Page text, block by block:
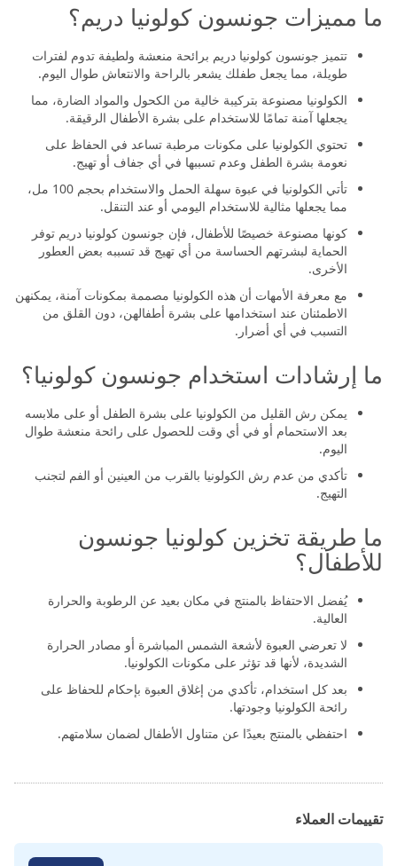
ما مميزات جونسون كولونيا دريم؟
تتميز جونسون كولونيا دريم برائحة منعشة ولطيفة تدوم لفترات
طويلة، مما يجعل طفلك يشعر بالراحة والانتعاش طوال اليوم.
الكولونيا مصنوعة بتركيبة خالية من الكحول والمواد الضارة، مما
يجعلها آمنة تمامًا للاستخدام على بشرة الأطفال الرقيقة.
تحتوي الكولونيا على مكونات مرطبة تساعد في الحفاظ على
نعومة بشرة الطفل وعدم تسببها في أي جفاف أو تهيج.
تأتي الكولونيا في عبوة سهلة الحمل والاستخدام بحجم 100 مل،
مما يجعلها مثالية للاستخدام اليومي أو عند التنقل.
كونها مصنوعة خصيصًا للأطفال، فإن جونسون كولونيا دريم توفر
الحماية لبشرتهم الحساسة من أي تهيج قد تسببه بعض العطور
الأخرى.
مع معرفة الأمهات أن هذه الكولونيا مصممة بمكونات آمنة، يمكنهن
الاطمئنان عند استخدامها على بشرة أطفالهن، دون القلق من
التسبب في أي أضرار.
ما إرشادات استخدام جونسون كولونيا؟
يمكن رش القليل من الكولونيا على بشرة الطفل أو على ملابسه
بعد الاستحمام أو في أي وقت للحصول على رائحة منعشة طوال
اليوم.
تأكدي من عدم رش الكولونيا بالقرب من العينين أو الفم لتجنب
التهيج.
ما طريقة تخزين كولونيا جونسون
للأطفال؟
يُفضل الاحتفاظ بالمنتج في مكان بعيد عن الرطوبة والحرارة
العالية.
لا تعرضي العبوة لأشعة الشمس المباشرة أو مصادر الحرارة
الشديدة، لأنها قد تؤثر على مكونات الكولونيا.
بعد كل استخدام، تأكدي من إغلاق العبوة بإحكام للحفاظ على
رائحة الكولونيا وجودتها.
احتفظي بالمنتج بعيدًا عن متناول الأطفال لضمان سلامتهم.
تقييمات العملاء